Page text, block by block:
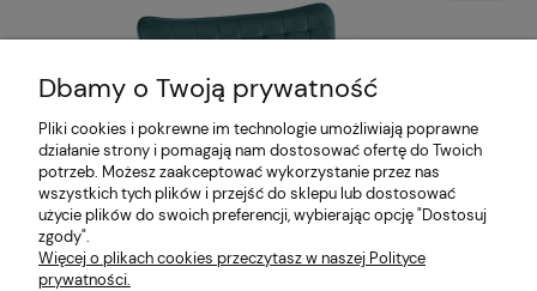
Dbamy o Twoją prywatność
Pliki cookies i pokrewne im technologie umożliwiają poprawne
działanie strony i pomagają nam dostosować ofertę do Twoich
potrzeb. Możesz zaakceptować wykorzystanie przez nas
wszystkich tych plików i przejść do sklepu lub dostosować
użycie plików do swoich preferencji, wybierając opcję "Dostosuj
zgody".
Więcej o plikach cookies przeczytasz w naszej Polityce
prywatności.